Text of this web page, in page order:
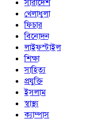
সারাদেশ
খেলাধুলা
ফিচার
বিনোদন
লাইফস্টাইল
শিক্ষা
সাহিত্য
প্রযুক্তি
ইসলাম
স্বাস্থ্য
ক্যাম্পাস